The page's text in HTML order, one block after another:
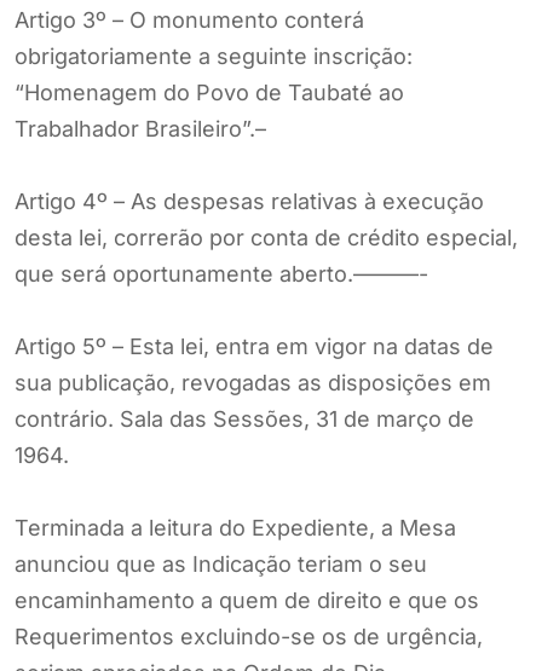
Artigo 3º – O monumento conterá
obrigatoriamente a seguinte inscrição:
“Homenagem do Povo de Taubaté ao
Trabalhador Brasileiro”.–
Artigo 4º – As despesas relativas à execução
desta lei, correrão por conta de crédito especial,
que será oportunamente aberto.———-
Artigo 5º – Esta lei, entra em vigor na datas de
sua publicação, revogadas as disposições em
contrário. Sala das Sessões, 31 de março de
1964.
Terminada a leitura do Expediente, a Mesa
anunciou que as Indicação teriam o seu
encaminhamento a quem de direito e que os
Requerimentos excluindo-se os de urgência,